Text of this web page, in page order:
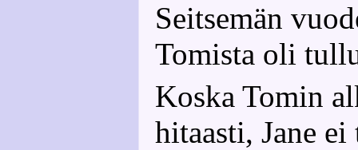
Seitsemän
Tomista oli
Koska Tomin
hitaasti, Jane